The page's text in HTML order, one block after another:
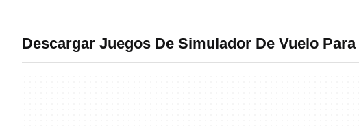
Descargar Juegos De Simulador De Vuelo